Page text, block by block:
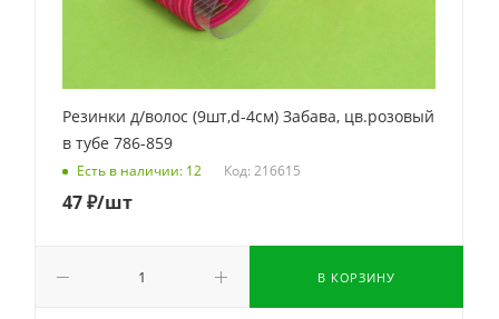
Резинки д/волос (9шт,d-4см) Забава, цв.розовый
в тубе 786-859
Есть в наличии: 12 Код: 216615
47₽/шт
В КОРЗИНУ